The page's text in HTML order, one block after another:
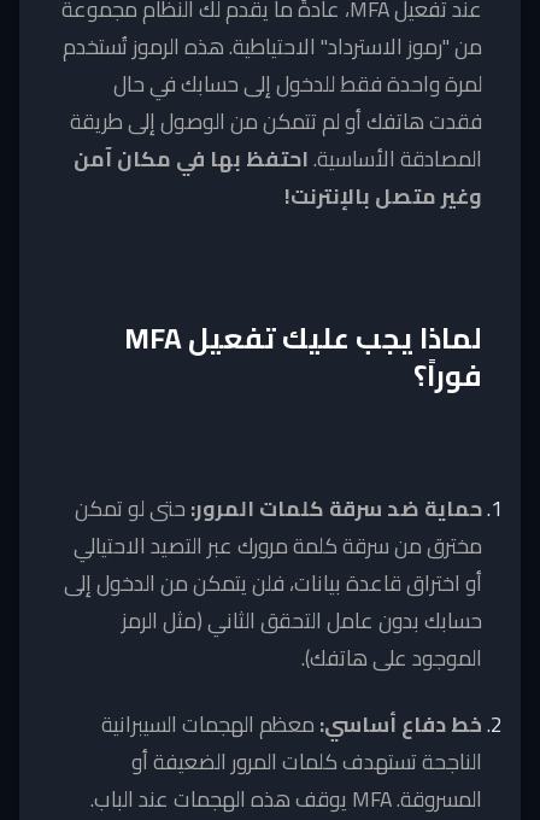
عند تفعيل MFA، عادةً ما يقدم لك النظام مجموعة
من "رموز الاسترداد" الاحتياطية. هذه الرموز تُستخدم
لمرة واحدة فقط للدخول إلى حسابك في حال
فقدت هاتفك أو لم تتمكن من الوصول إلى طريقة
المصادقة الأساسية.احتفظ بها في مكان آمن
وغير متصل بالإنترنت!
لماذا يجب عليك تفعيل MFA
فوراً؟
حماية ضد سرقة كلمات المرور:حتى لو تمكن
مخترق من سرقة كلمة مرورك عبر التصيد الاحتيالي
أو اختراق قاعدة بيانات، فلن يتمكن من الدخول إلى
حسابك بدون عامل التحقق الثاني (مثل الرمز
الموجود على هاتفك).
خط دفاع أساسي:معظم الهجمات السيبرانية
الناجحة تستهدف كلمات المرور الضعيفة أو
المسروقة. MFA يوقف هذه الهجمات عند الباب.